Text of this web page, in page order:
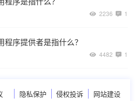
2236 1
程序提供者是指什么？
4482 1
隐私保护 侵权投诉 网站建设